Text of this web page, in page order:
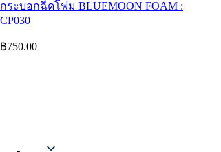
กระบอกฉีดโฟม BLUEMOON FOAM :
CP030
฿750.00